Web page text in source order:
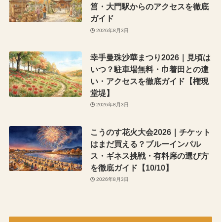
筥・大門駅からのアクセスを徹底
ガイド
2026年8月3日
幸手曼珠沙華まつり2026｜見頃は
いつ？駐車場無料・巾着田との違
い・アクセスを徹底ガイド【権現
堂堤】
2026年8月3日
こうのす花火大会2026｜チケット
はまだ買える？ブルーインパル
ス・ギネス挑戦・有料席の選び方
を徹底ガイド【10/10】
2026年8月3日